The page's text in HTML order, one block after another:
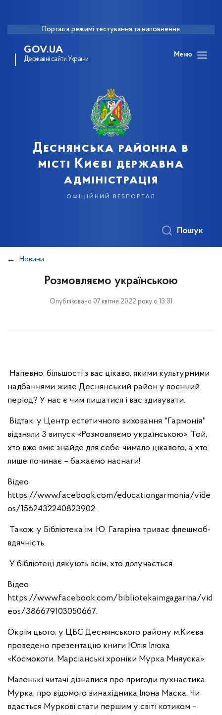
Портал в режимі тестування та наповнення
GOV.UA
Державні сайти України
Меню
Деснянська районна в
місті Києві державна
адміністрація
офіційний вебпортал
Пошук
Новини
Розмовляємо українською
Опубліковано 07 квітня 2022 року о 13:31
Напевно, більшості з вас цікаво, якими культурними
надбаннями живе Деснянський район у воєнний
період? У нас є чим пишатися і вас здивувати.
Відтак, у Центр естетичного виховання "Гармонія"
відзняли 3 випуск «Розмовляємо українською». Той,
хто вже вміє знайде для себе чимало цікавого, а хто
лише починає – бажаємо наснаги!
Відео
https://www.facebook.com/educationgarmonia/vide
os/1562432240823902.
Також, у Бібліотека ім. Ю. Гагаріна триває флешмоб-
вдячність.
У бібліотеці дякують всім, хто долучається.
Відео
https://www.facebook.com/bibliotekaimgagarina/vid
eos/386679103050667.
Окрім цього, у ЦБС Деснянського району м.Києва
проведено презентацію книги Юлія Ілюха
«Космокоти. Марсіанські хроніки Мурка Мняуска».
Маленькі читачі дізналися про пригоди пухнастика
Мурка, про відомого винахідника Ілона Маска. Чи
вдасться Муркові стати першим у світі котиком –